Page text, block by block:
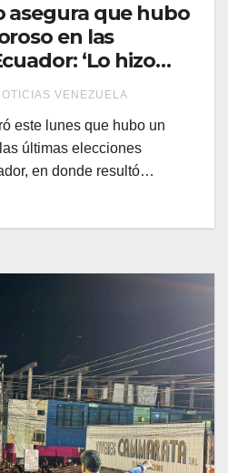
asegura que hubo
en las
‘Lo hizo
VENEZUELA
este lunes que hubo un
últimas elecciones
en donde resultó…